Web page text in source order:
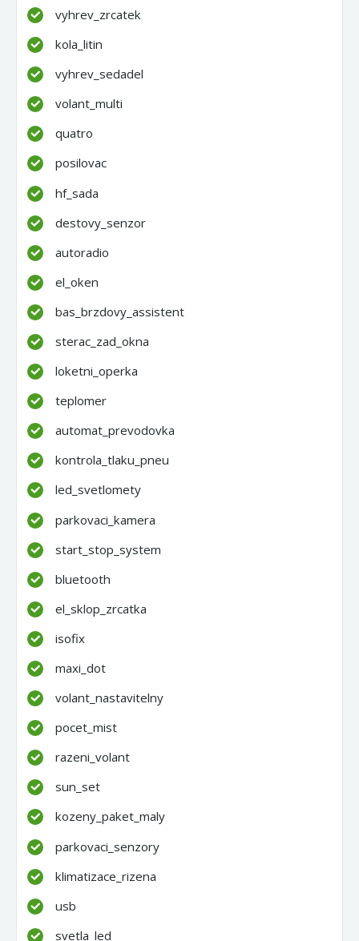
vyhrev_zrcatek
kola_litin
vyhrev_sedadel
volant_multi
quatro
posilovac
hf_sada
destovy_senzor
autoradio
el_oken
bas_brzdovy_assistent
sterac_zad_okna
loketni_operka
teplomer
automat_prevodovka
kontrola_tlaku_pneu
led_svetlomety
parkovaci_kamera
start_stop_system
bluetooth
el_sklop_zrcatka
isofix
maxi_dot
volant_nastavitelny
pocet_mist
razeni_volant
sun_set
kozeny_paket_maly
parkovaci_senzory
klimatizace_rizena
usb
svetla_led